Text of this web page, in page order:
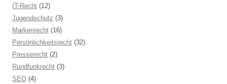
IT-Recht (12)
Jugendschutz (3)
Markenrecht (16)
Persönlichkeitsrecht (32)
Presserecht (2)
Rundfunkrecht (3)
SEO (4)